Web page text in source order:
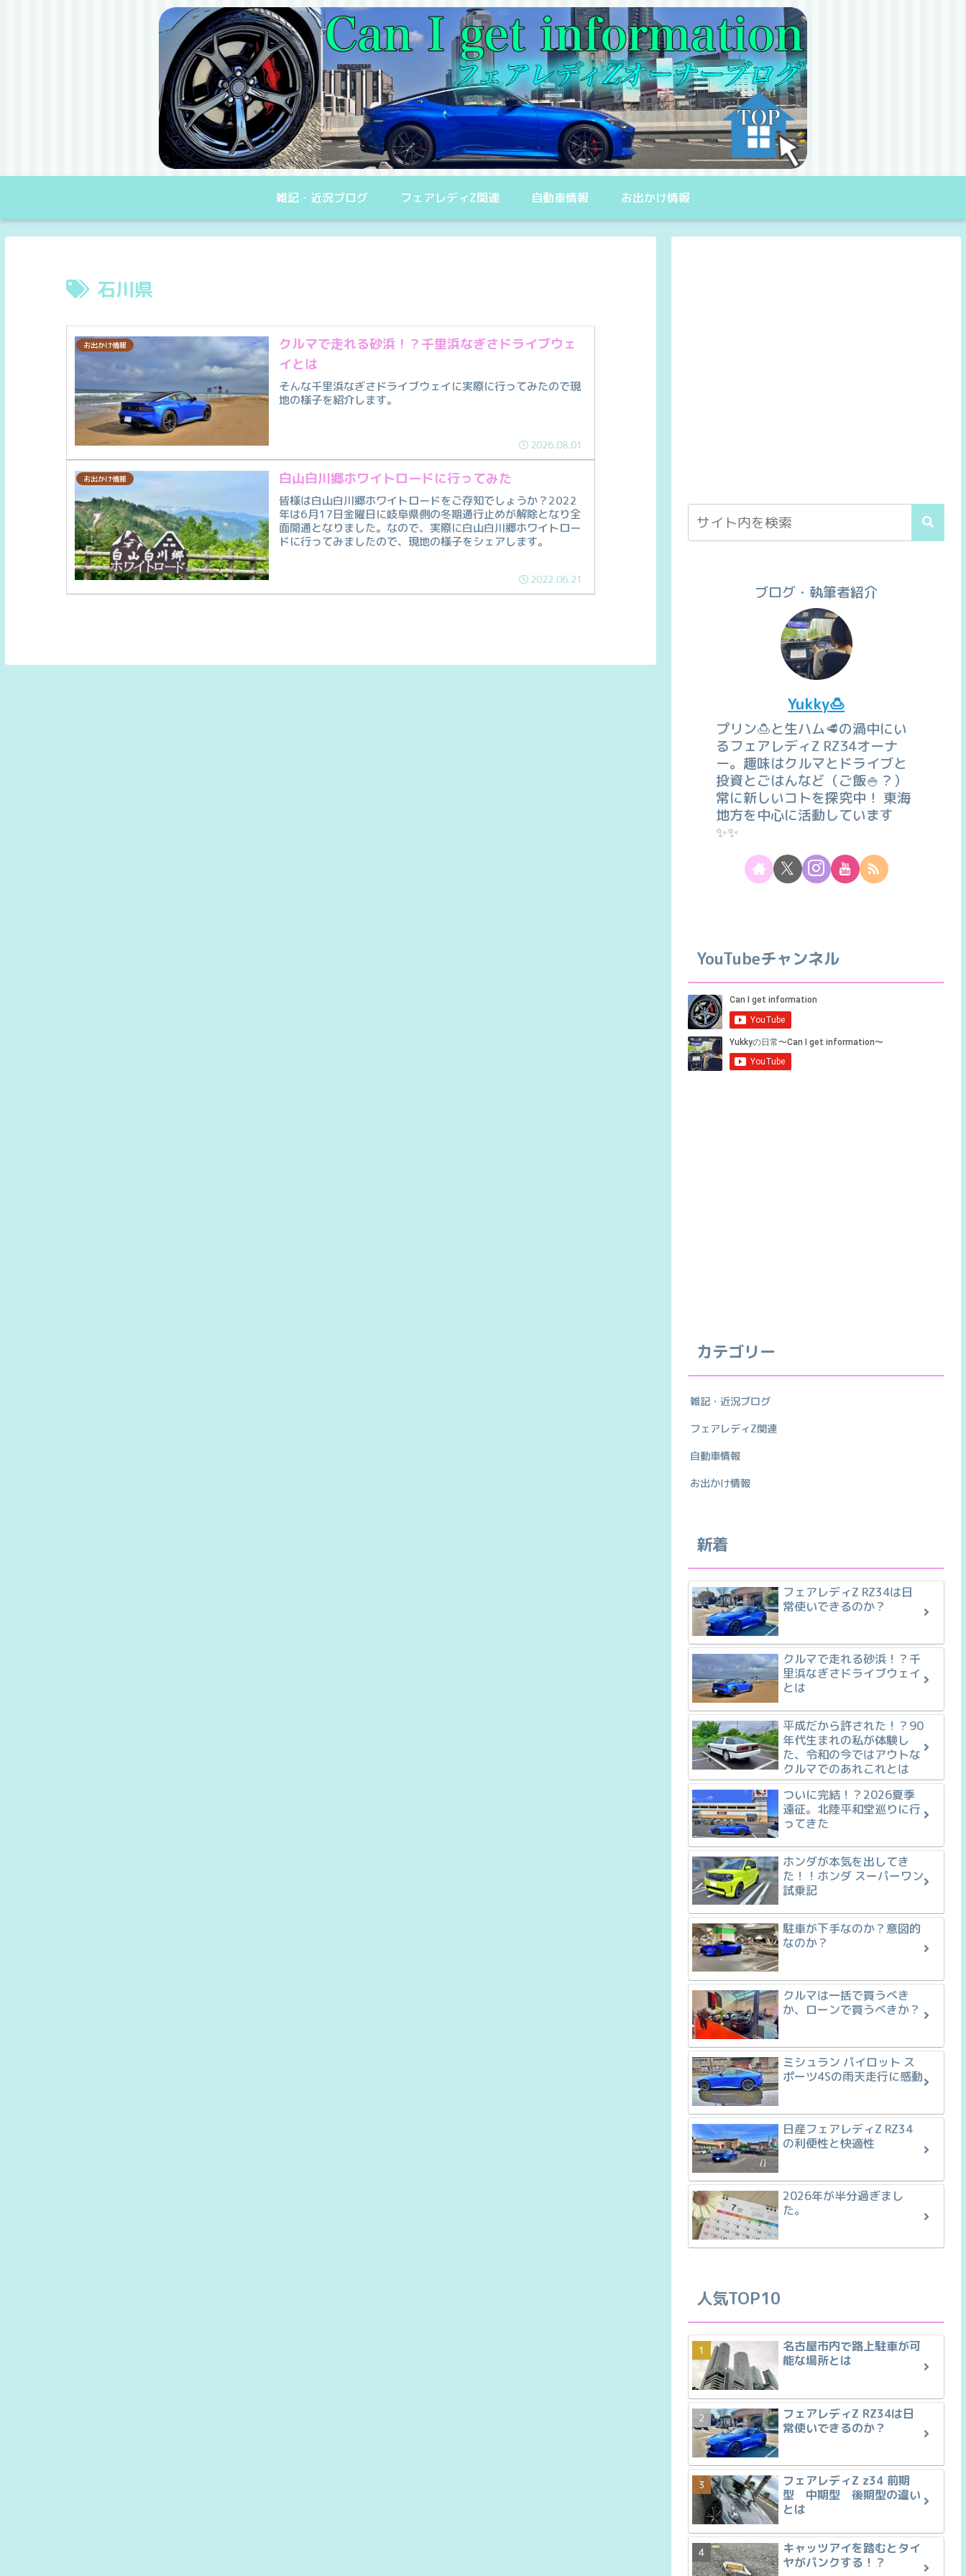
雑記・近況ブログ フェアレディZ関連 自動車情報 お出かけ情報
石川県
お出かけ情報
クルマで走れる砂浜！？千里浜なぎさドライブウェ
イとは
そんな千里浜なぎさドライブウェイに実際に行ってみたので現
地の様子を紹介します。
2026.08.01
お出かけ情報 白山白川郷ホワイトロードに行ってみた
皆様は白山白川郷ホワイトロードをご存知でしょうか？2022
年は6月17日金曜日に岐阜県側の冬期通行止めが解除となり全
面開通となりました。なので、実際に白山白川郷ホワイトロー
ドに行ってみましたので、現地の様子をシェアします。
2022.06.21
ブログ・執筆者紹介
Yukky🍮
プリン🍮と生ハム🥩の渦中にい
るフェアレディZ RZ34オーナ
ー。趣味はクルマとドライブと
投資とごはんなど（ご飯🍚？）
常に新しいコトを探究中！ 東海
地方を中心に活動しています
✨✨
YouTubeチャンネル
カテゴリー
雑記・近況ブログ
フェアレディZ関連
自動車情報
お出かけ情報
新着
フェアレディZ RZ34は日
常使いできるのか？
クルマで走れる砂浜！？千
里浜なぎさドライブウェイ
とは
平成だから許された！？90
年代生まれの私が体験し
た、令和の今ではアウトな
クルマでのあれこれとは
ついに完結！？2026夏季
遠征。北陸平和堂巡りに行
ってきた
ホンダが本気を出してき
た！！ホンダ スーパーワン
試乗記
駐車が下手なのか？意図的
なのか？
クルマは一括で買うべき
か、ローンで買うべきか？
ミシュラン パイロット ス
ポーツ4Sの雨天走行に感動
日産フェアレディZ RZ34
の利便性と快適性
2026年が半分過ぎまし
た。
人気TOP10
名古屋市内で路上駐車が可
能な場所とは
フェアレディZ RZ34は日
常使いできるのか？
フェアレディZ z34 前期
型 中期型 後期型の違い
とは
キャッツアイを踏むとタイ
ヤがパンクする！？